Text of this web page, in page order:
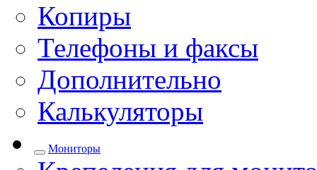
Копиры
Телефоны и факсы
Дополнительно
Калькуляторы
Мониторы